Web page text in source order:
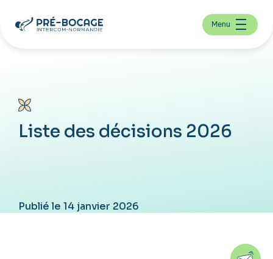
Menu
Liste des décisions 2026
Publié le 14 janvier 2026